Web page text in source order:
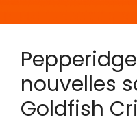
nouvelles
Goldfish